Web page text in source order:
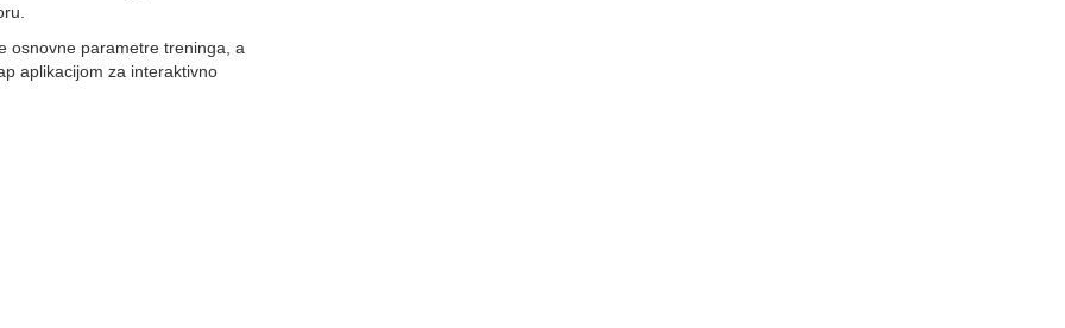
osnovne parametre treninga, a
aplikacijom za interaktivno